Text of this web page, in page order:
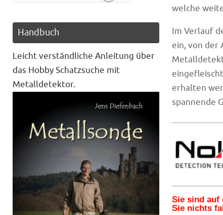
welche
Im Verlauf
ein, von der
erhalten
spannende
Sie sind auf
Sie nichts
Handbuch
Leicht verständliche Anleitung über
das Hobby Schatzsuche mit
Metalldetektor.